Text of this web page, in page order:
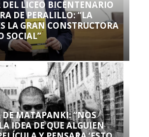
DEL LICEO BICENTENARIO
DE PERALILLO: “LA
LA GRAN CONSTRUCTORA
SOCIAL”
DE MATAPANKI: “NOS
IDEA DE QUE ALGUIEN